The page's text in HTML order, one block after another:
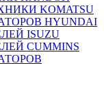
KOMATSU
HYUNDAI
ISUZU
CUMMINS